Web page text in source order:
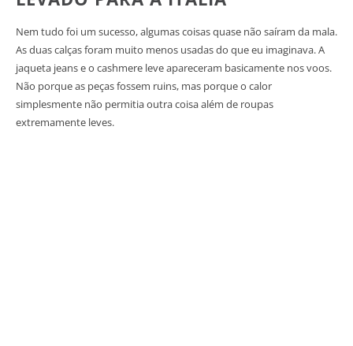
Nem tudo foi um sucesso, algumas coisas quase não saíram da mala.
As duas calças foram muito menos usadas do que eu imaginava. A
jaqueta jeans e o cashmere leve apareceram basicamente nos voos.
Não porque as peças fossem ruins, mas porque o calor
simplesmente não permitia outra coisa além de roupas
extremamente leves.